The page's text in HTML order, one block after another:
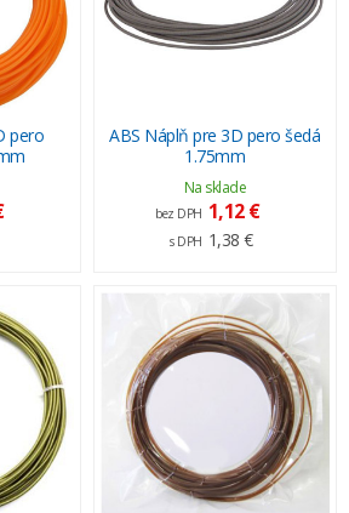
pero
ABS Náplň pre 3D pero šedá
1.75mm
Na sklade
bez DPH 1,12 €
s DPH 1,38 €